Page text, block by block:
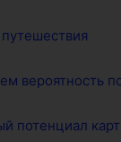
вероятность
потенциал